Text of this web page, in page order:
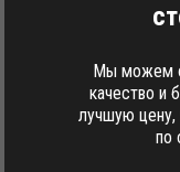
Мы можем
качество и
лучшую цену,
по